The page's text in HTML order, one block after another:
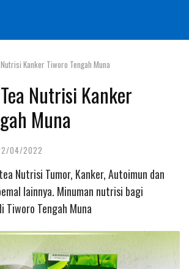
Kanker Tiworo Tengah Muna
Nutrisi Kanker
Muna
04/2022
Nutrisi Tumor, Kanker, Autoimun dan
lainnya. Minuman nutrisi bagi
Tiworo Tengah Muna